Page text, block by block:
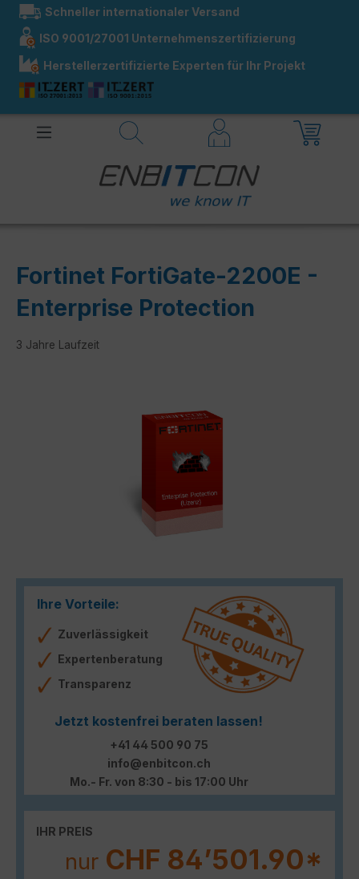
springen
Schneller internationaler Versand
ISO 9001/27001 Unternehmenszertifizierung
Herstellerzertifizierte Experten für Ihr Projekt
Fortinet FortiGate-2200E -
Enterprise Protection
3 Jahre Laufzeit
Ihre Vorteile:
Zuverlässigkeit
Expertenberatung
Transparenz
Jetzt kostenfrei beraten lassen!
+41 44 500 90 75
info@enbitcon.ch
Mo.- Fr. von 8:30 - bis 17:00 Uhr
IHR PREIS
nur CHF 84’501.90*